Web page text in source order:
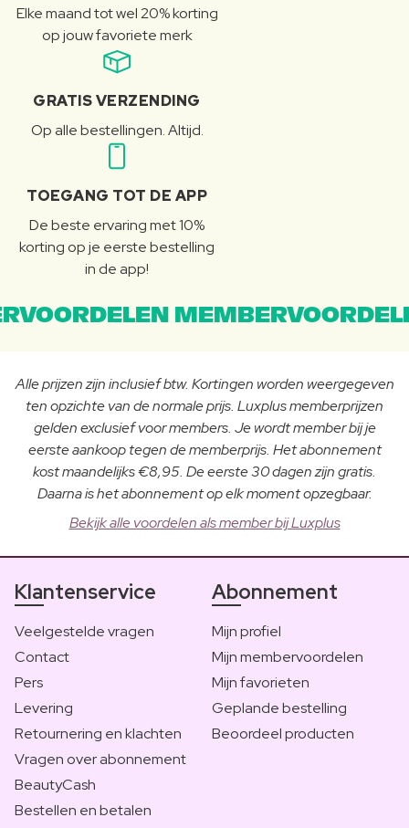
Elke maand tot wel 20% korting
op jouw favoriete merk
GRATIS VERZENDING
Op alle bestellingen. Altijd.
TOEGANG TOT DE APP
De beste ervaring met 10%
korting op je eerste bestelling
in de app!
Alle prijzen zijn inclusief btw. Kortingen worden weergegeven
ten opzichte van de normale prijs. Luxplus memberprijzen
gelden exclusief voor members. Je wordt member bij je
eerste aankoop tegen de memberprijs. Het abonnement
kost maandelijks €8,95. De eerste 30 dagen zijn gratis.
Daarna is het abonnement op elk moment opzegbaar.
Bekijk alle voordelen als member bij Luxplus
Klantenservice
Veelgestelde vragen
Contact
Pers
Levering
Retournering en klachten
Vragen over abonnement
BeautyCash
Bestellen en betalen
Abonnement
Mijn profiel
Mijn membervoordelen
Mijn favorieten
Geplande bestelling
Beoordeel producten